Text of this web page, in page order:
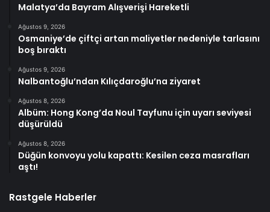
Malatya’da Bayram Alışverişi Hareketli
Ağustos 9, 2026
Osmaniye’de çiftçi artan maliyetler nedeniyle tarlasını
boş bıraktı
Ağustos 9, 2026
Nalbantoğlu’ndan Kılıçdaroğlu’na ziyaret
Ağustos 8, 2026
Albüm: Hong Kong’da Noul Tayfunu için uyarı seviyesi
düşürüldü
Ağustos 8, 2026
Düğün konvoyu yolu kapattı: Kesilen ceza masrafları
aştı!
Rastgele Haberler